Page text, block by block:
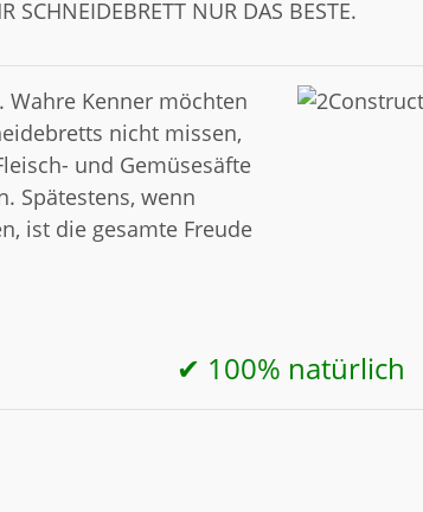
SCHNEIDEBRETT NUR DAS BESTE.
Kenner möchten
nicht missen,
und Gemüsesäfte
Spätestens, wenn
ist die gesamte Freude
✔ 100% natürlich